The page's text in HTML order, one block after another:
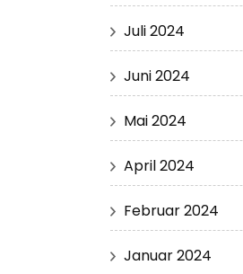
Juli 2024
Juni 2024
Mai 2024
April 2024
Februar 2024
Januar 2024